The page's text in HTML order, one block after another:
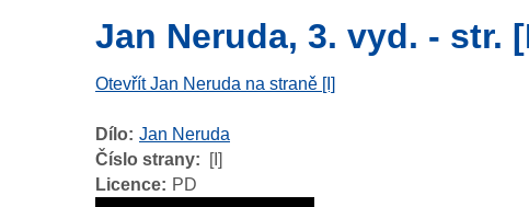
Jan Neruda, 3. vyd. - str.
Otevřít Jan Neruda na straně [I]
Dílo Jan Neruda
Číslo strany
[I]
Licence
PD